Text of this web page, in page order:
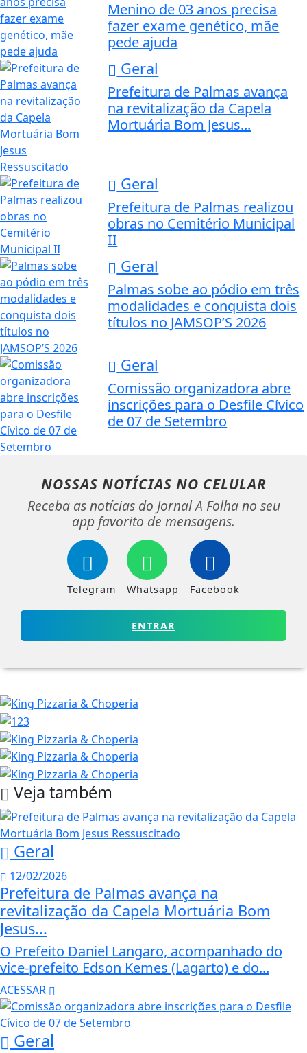
Menino de 03 anos precisa
fazer exame genético, mãe
pede ajuda
Geral
Prefeitura de Palmas avança
na revitalização da Capela
Mortuária Bom Jesus...
Geral
Prefeitura de Palmas realizou
obras no Cemitério Municipal
II
Geral
Palmas sobe ao pódio em três
modalidades e conquista dois
títulos no JAMSOP’S 2026
Geral
Comissão organizadora abre
inscrições para o Desfile Cívico
de 07 de Setembro
NOSSAS NOTÍCIAS NO CELULAR
Receba as notícias do Jornal A Folha no seu
app favorito de mensagens.
Telegram Whatsapp Facebook
ENTRAR
Veja também
Geral
12/02/2026
Prefeitura de Palmas avança na
revitalização da Capela Mortuária Bom
Jesus...
O Prefeito Daniel Langaro, acompanhado do
vice-prefeito Edson Kemes (Lagarto) e do...
ACESSAR
Geral